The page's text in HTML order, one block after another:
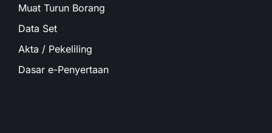
Muat Turun Borang
Data Set
Akta / Pekeliling
Dasar e-Penyertaan